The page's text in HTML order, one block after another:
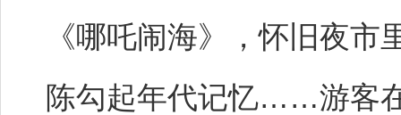
《哪吒闹海》，怀旧夜
陈勾起年代记忆……游客